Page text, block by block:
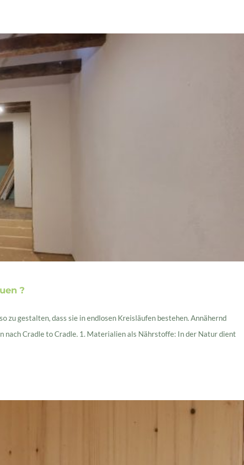
?
zu gestalten, dass sie in endlosen Kreisläufen bestehen. Annähernd
nach Cradle to Cradle. 1. Materialien als Nährstoffe: In der Natur dient